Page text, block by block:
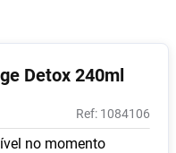
Detox 240ml
: 1084106
no momento